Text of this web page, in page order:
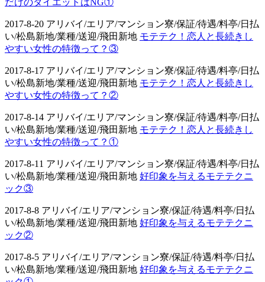
2017-8-20 アリバイ/エリア/マンション寮/保証/待遇/料亭/日払
い/松島新地/業種/送迎/飛田新地 モテテク！恋人と長続きし
やすい女性の特徴って？③
2017-8-17 アリバイ/エリア/マンション寮/保証/待遇/料亭/日払
い/松島新地/業種/送迎/飛田新地 モテテク！恋人と長続きし
やすい女性の特徴って？②
2017-8-14 アリバイ/エリア/マンション寮/保証/待遇/料亭/日払
い/松島新地/業種/送迎/飛田新地 モテテク！恋人と長続きし
やすい女性の特徴って？①
2017-8-11 アリバイ/エリア/マンション寮/保証/待遇/料亭/日払
い/松島新地/業種/送迎/飛田新地 好印象を与えるモテテクニ
ック③
2017-8-8 アリバイ/エリア/マンション寮/保証/待遇/料亭/日払
い/松島新地/業種/送迎/飛田新地 好印象を与えるモテテクニ
ック②
2017-8-5 アリバイ/エリア/マンション寮/保証/待遇/料亭/日払
い/松島新地/業種/送迎/飛田新地 好印象を与えるモテテクニ